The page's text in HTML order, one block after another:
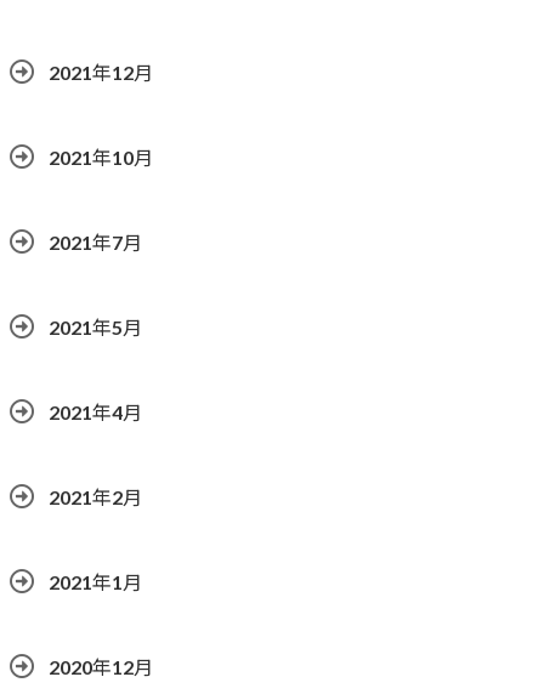
2021年12月
2021年10月
2021年7月
2021年5月
2021年4月
2021年2月
2021年1月
2020年12月